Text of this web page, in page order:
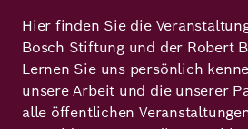
Themen
Förderung
Hier finden Sie die
Bosch Stiftung und der Robert
Lernen Sie uns persönlich
unsere Arbeit und die unserer
alle öffentlichen